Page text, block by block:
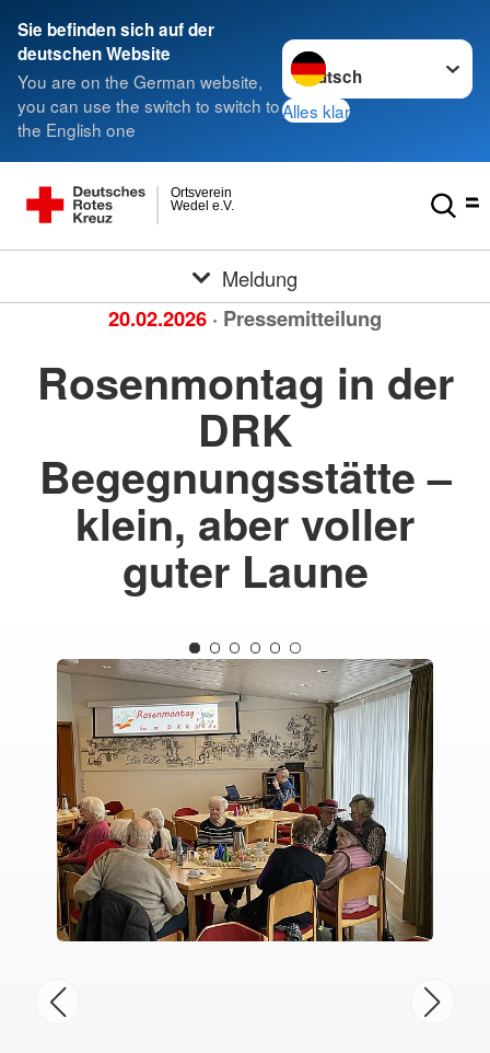
Sie befinden sich auf der
deutschen Website
You are on the German website,
you can use the switch to switch to
the English one
Sprache wechseln zu
Alles klar
Wedel e.V.
Ortsverein
Meldung
20.02.2026 · Pressemitteilung
Rosenmontag in der
DRK
Begegnungsstätte –
klein, aber voller
guter Laune